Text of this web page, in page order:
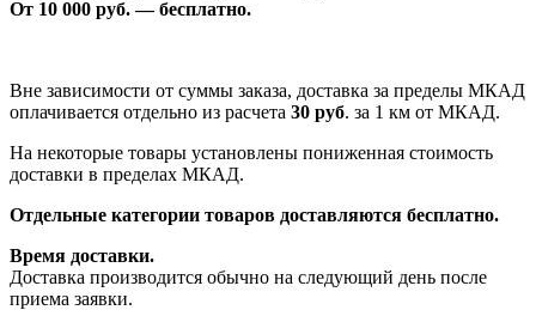
От 10 000 руб. — бесплатно.
Вне зависимости от суммы заказа, доставка за пределы МКАД
оплачивается отдельно из расчета 30 руб. за 1 км от МКАД.
На некоторые товары установлены пониженная стоимость
доставки в пределах МКАД.
Отдельные категории товаров доставляются бесплатно.
Время доставки.
Доставка производится обычно на следующий день после
приема заявки.